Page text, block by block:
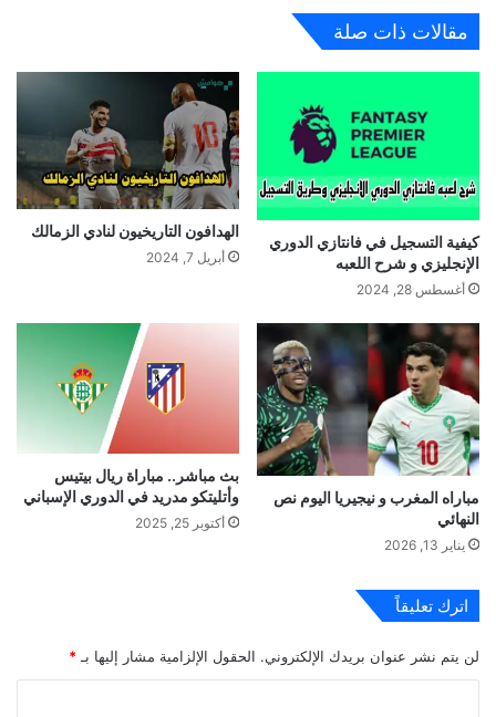
مقالات ذات صلة
كيفية التسجيل في فانتازي الدوري
الإنجليزي و شرح اللعبه
أغسطس 28, 2024
الهدافون التاريخيون لنادي الزمالك
أبريل 7, 2024
مباراه المغرب و نيجيريا اليوم نص
النهائي
يناير 13, 2026
بث مباشر.. مباراة ريال بيتيس
وأتليتكو مدريد في الدوري الإسباني
أكتوبر 25, 2025
اترك تعليقاً
لن يتم نشر عنوان بريدك الإلكتروني. الحقول الإلزامية مشار إليها بـ *